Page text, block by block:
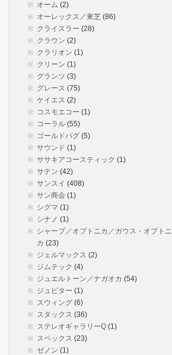
オーム (2)
オーレックス／東芝 (86)
クライスラー (28)
クラウン (2)
クラリオン (1)
クリーン (1)
グランツ (3)
グレース (75)
ケイエス (2)
コスモエコー (1)
コーラル (55)
ゴールドバグ (5)
サウンド (1)
ササキアコースティック (1)
サテン (42)
サンスイ (408)
サン商会 (1)
シグマ (1)
シナノ (1)
シャープ／オプトニカ／ガウス・オプトニ
カ (23)
ジェルマックス (2)
ジムテック (4)
ジュエルトーン／ナガオカ (54)
ジュピター (1)
スウィング (6)
スタックス (36)
ステレオギャラリーQ (1)
スペックス (23)
ゼノン (1)